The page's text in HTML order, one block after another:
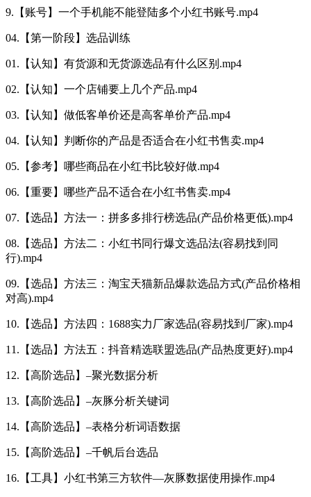
9.【账号】一个手机能不能登陆多个小红书账号.mp4
04.【第一阶段】选品训练
01.【认知】有货源和无货源选品有什么区别.mp4
02.【认知】一个店铺要上几个产品.mp4
03.【认知】做低客单价还是高客单价产品.mp4
04.【认知】判断你的产品是否适合在小红书售卖.mp4
05.【参考】哪些商品在小红书比较好做.mp4
06.【重要】哪些产品不适合在小红书售卖.mp4
07.【选品】方法一：拼多多排行榜选品(产品价格更低).mp4
08.【选品】方法二：小红书同行爆文选品法(容易找到同
行).mp4
09.【选品】方法三：淘宝天猫新品爆款选品方式(产品价格相
对高).mp4
10.【选品】方法四：1688实力厂家选品(容易找到厂家).mp4
11.【选品】方法五：抖音精选联盟选品(产品热度更好).mp4
12.【高阶选品】–聚光数据分析
13.【高阶选品】–灰豚分析关键词
14.【高阶选品】–表格分析词语数据
15.【高阶选品】–千帆后台选品
16.【工具】小红书第三方软件—灰豚数据使用操作.mp4